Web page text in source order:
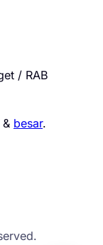
/ RAB
& besar.